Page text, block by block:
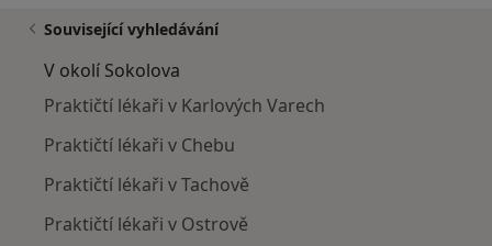
Související vyhledávání
V okolí Sokolova
Praktičtí lékaři v Karlových Varech
Praktičtí lékaři v Chebu
Praktičtí lékaři v Tachově
Praktičtí lékaři v Ostrově